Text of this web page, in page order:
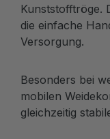
Kunststofftröge.
die einfache
Versorgung.
Besonders bei
mobilen
gleichzeitig